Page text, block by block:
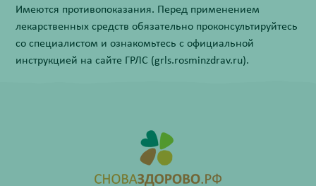
Имеются противопоказания. Перед применением
лекарственных средств обязательно проконсультируйтесь
со специалистом и ознакомьтесь с официальной
инструкцией на сайте ГРЛС (grls.rosminzdrav.ru).